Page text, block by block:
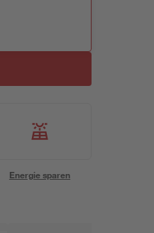
Energie sparen